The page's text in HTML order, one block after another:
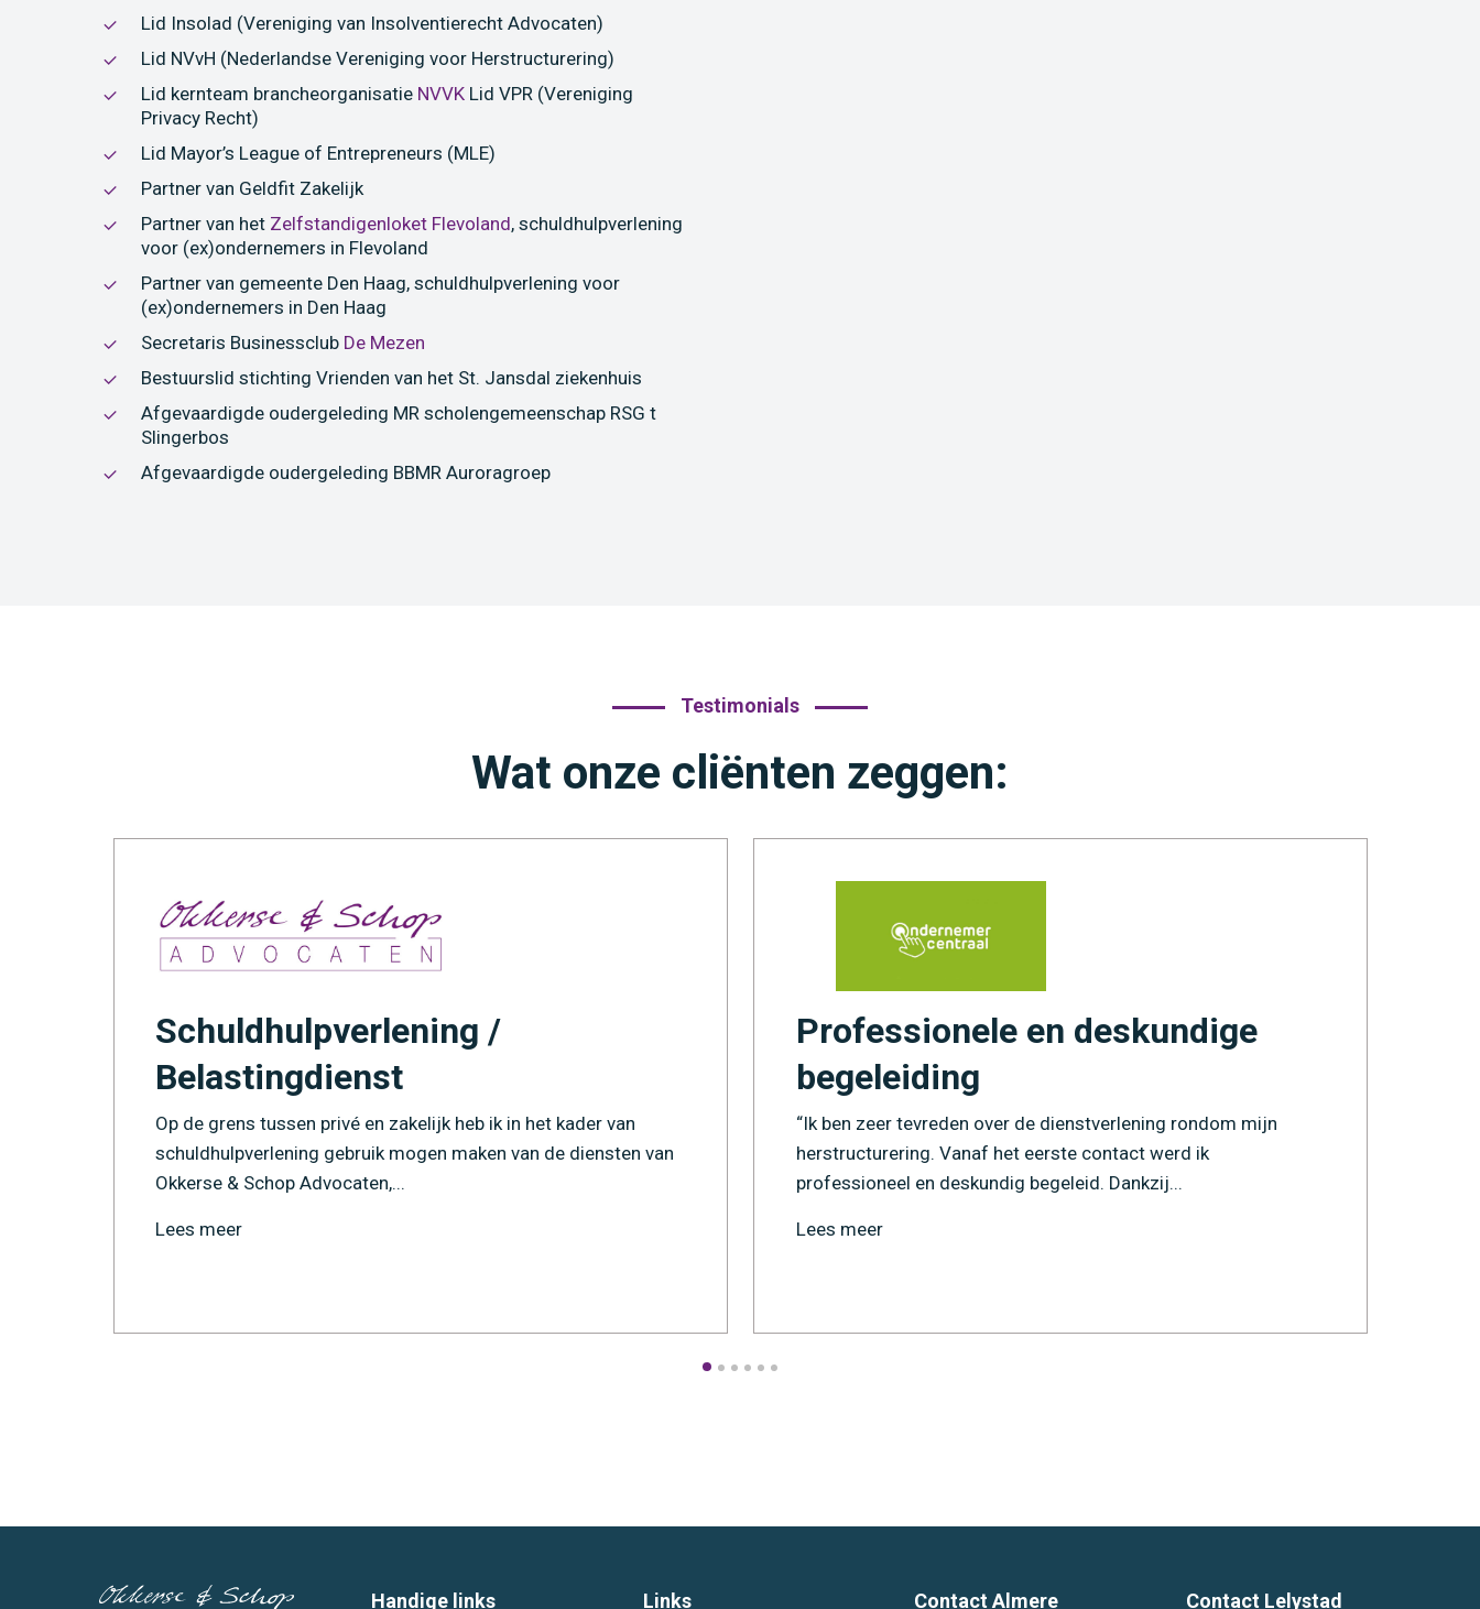
Lid Insolad (Vereniging van Insolventierecht Advocaten)
Lid NVvH (Nederlandse Vereniging voor Herstructurering)
Lid kernteam brancheorganisatie NVVK Lid VPR (Vereniging
Privacy Recht)
Lid Mayor’s League of Entrepreneurs (MLE)
Partner van Geldfit Zakelijk
Partner van het Zelfstandigenloket Flevoland, schuldhulpverlening
voor (ex)ondernemers in Flevoland
Partner van gemeente Den Haag, schuldhulpverlening voor
(ex)ondernemers in Den Haag
Secretaris Businessclub De Mezen
Bestuurslid stichting Vrienden van het St. Jansdal ziekenhuis
Afgevaardigde oudergeleding MR scholengemeenschap RSG t
Slingerbos
Afgevaardigde oudergeleding BBMR Auroragroep
Testimonials
Wat onze cliënten zeggen:
Schuldhulpverlening /
Belastingdienst
Op de grens tussen privé en zakelijk heb ik in het kader van
schuldhulpverlening gebruik mogen maken van de diensten van
Okkerse & Schop Advocaten,...
Lees meer
Professionele en deskundige
begeleiding
“Ik ben zeer tevreden over de dienstverlening rondom mijn
herstructurering. Vanaf het eerste contact werd ik
professioneel en deskundig begeleid. Dankzij...
Lees meer
Handige links Links Contact Almere Contact Lelystad